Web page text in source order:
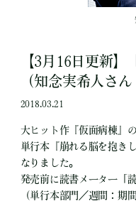
【3月16日更新】
（知念実希人さ
2018.03.21
大ヒット作『仮面病棟』
単行本『崩れる脳を抱き
なりました。
発売前に読書メーター「
（単行本部門／週間：期